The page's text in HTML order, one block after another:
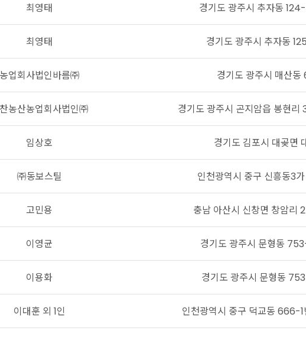
최영태 경기도 광주시 추자동
최영태 경기도 광주시 추자동
농업회사법인바름㈜ 경기도 광주시 매산동
농산농업회사법인㈜ 경기도 광주시 곤지암읍 봉현리
임상호 경기도 김포시 대곶면
㈜동보스틸 인천광역시 중구 신흥동3
고민용 충남 아산시 신창면 창암리
이영균 경기도 광주시 문형동
이용화 경기도 광주시 문형동
이대훈 외 1인 인천광역시 중구 덕교동 666-